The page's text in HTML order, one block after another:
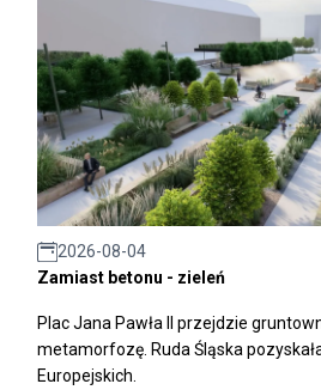
2026-08-04
Zamiast betonu - zieleń
Plac Jana Pawła II przejdzie
metamorfozę. Ruda Śląska
Europejskich.